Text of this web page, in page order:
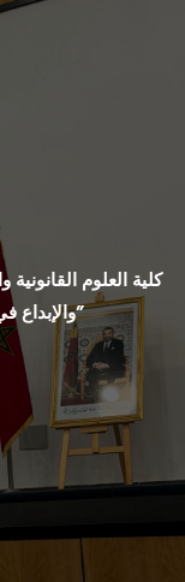
كلية العلوم
والإبداع في النسخة الثانية من “مواهب أكدال”